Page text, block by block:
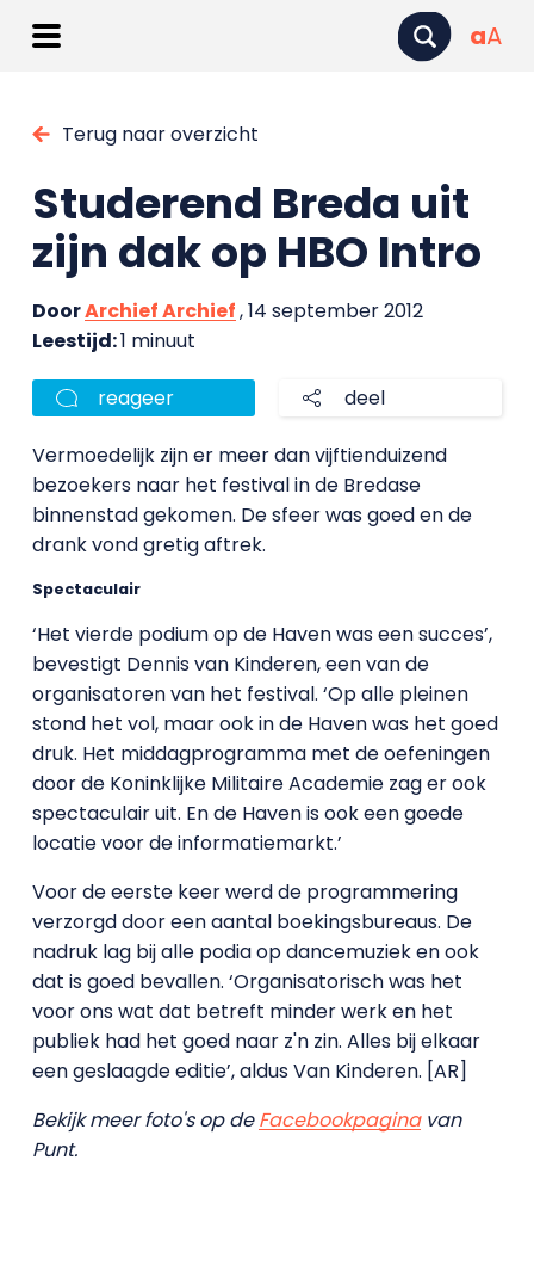
aA
Terug naar overzicht
Studerend Breda uit
zijn dak op HBO Intro
DoorArchief Archief, 14 september 2012
Leestijd:1 minuut
reageer deel
Vermoedelijk zijn er meer dan vijftienduizend
bezoekers naar het festival in de Bredase
binnenstad gekomen. De sfeer was goed en de
drank vond gretig aftrek.
Spectaculair
‘Het vierde podium op de Haven was een succes’,
bevestigt Dennis van Kinderen, een van de
organisatoren van het festival. ‘Op alle pleinen
stond het vol, maar ook in de Haven was het goed
druk. Het middagprogramma met de oefeningen
door de Koninklijke Militaire Academie zag er ook
spectaculair uit. En de Haven is ook een goede
locatie voor de informatiemarkt.’
Voor de eerste keer werd de programmering
verzorgd door een aantal boekingsbureaus. De
nadruk lag bij alle podia op dancemuziek en ook
dat is goed bevallen. ‘Organisatorisch was het
voor ons wat dat betreft minder werk en het
publiek had het goed naar z'n zin. Alles bij elkaar
een geslaagde editie’, aldus Van Kinderen. [AR]
Bekijk meer foto's op deFacebookpaginavan
Punt.